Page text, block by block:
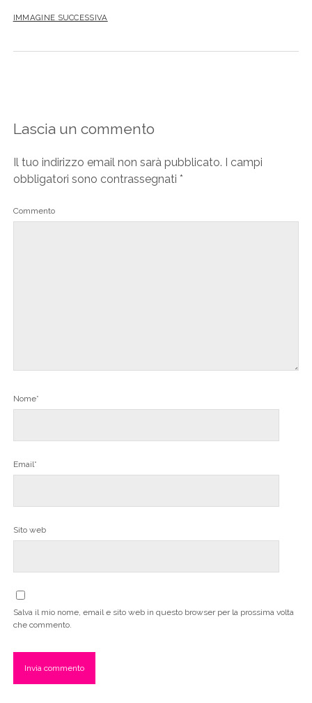
IMMAGINE SUCCESSIVA
Lascia un commento
Il tuo indirizzo email non sarà pubblicato. I campi
obbligatori sono contrassegnati *
Commento
Nome*
Email*
Sito web
Salva il mio nome, email e sito web in questo browser per la prossima volta
che commento.